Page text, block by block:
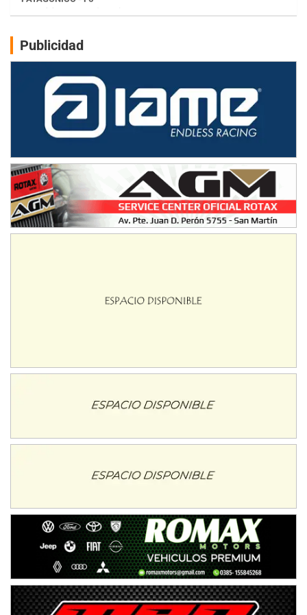
Humboldt (Santa Fe)
Ciudad de Avellaneda (Asfalto)
Avellaneda (Santa Fe)
SUR SANTAFESINO - F4
José Samuel Sánchez (Tierra)
Rufino (Santa Fe)
TUCUMANO - F5
El Timbó (Tucumán)
COBERTURA ESPECIAL DE E-KART.COM.AR
08/09-AGO
IAME SERIES ARGENTINA 6
Trenque Lauquen (Buenos Aires)
PATAGONICO - F6
Humboldt (Santa Fe)
NORESTE SANTAFESINO - F6
Ciudad de Avellaneda (Asfalto)
Avellaneda (Santa Fe)
SUR SANTAFESINO - F4
José Samuel Sánchez (Tierra)
Publicidad